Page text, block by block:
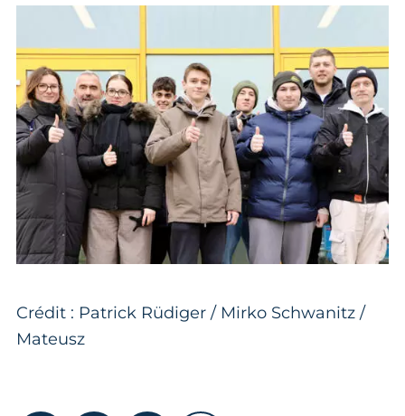
Crédit : Patrick Rüdiger / Mirko Schwanitz /
Mateusz